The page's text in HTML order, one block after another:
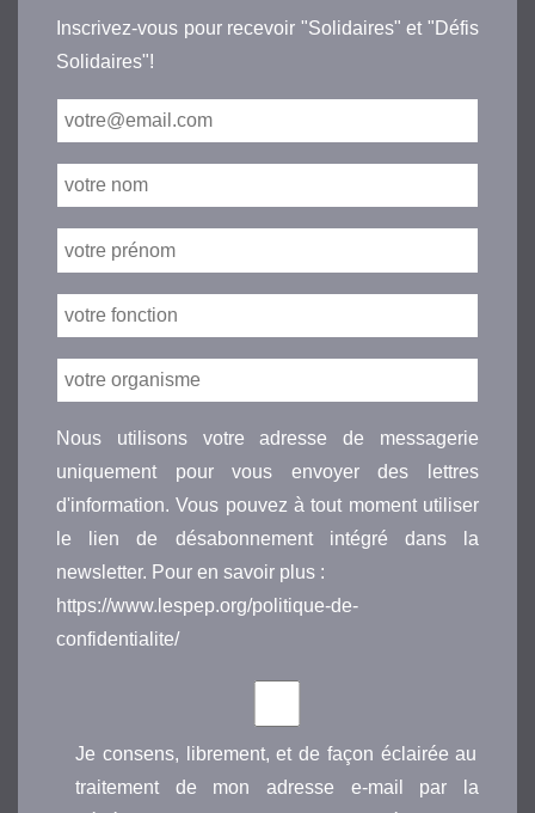
Inscrivez-vous pour recevoir "Solidaires" et "Défis
Solidaires"!
Nous utilisons votre adresse de messagerie
uniquement pour vous envoyer des lettres
d'information. Vous pouvez à tout moment utiliser
le lien de désabonnement intégré dans la
newsletter. Pour en savoir plus :
https://www.lespep.org/politique-de-
confidentialite/
Je consens, librement, et de façon éclairée au
traitement de mon adresse e-mail par la